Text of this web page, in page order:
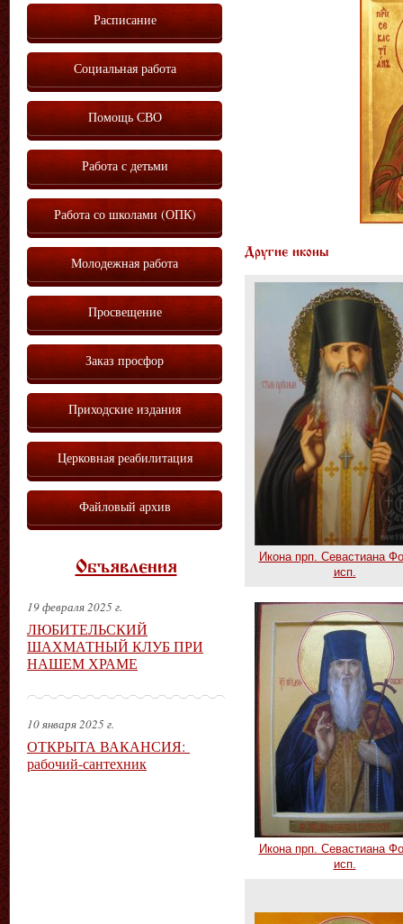
Другие иконы
Икона прп. Севастиана
исп.
Икона прп. Севастиана
исп.
Расписание
Социальная работа
Помощь СВО
Работа с детьми
Работа со школами (ОПК)
Молодежная работа
Просвещение
Заказ просфор
Приходские издания
Церковная реабилитация
Файловый архив
Объявления
19 февраля 2025 г.
ЛЮБИТЕЛЬСКИЙ
ШАХМАТНЫЙ КЛУБ ПРИ
НАШЕМ ХРАМЕ
10 января 2025 г.
ОТКРЫТА ВАКАНСИЯ:
рабочий-сантехник